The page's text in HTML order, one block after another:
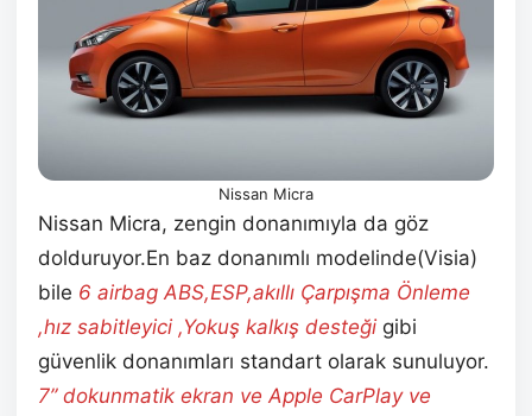
Nissan Micra
Nissan Micra, zengin donanımıyla da göz
dolduruyor.En baz donanımlı modelinde(Visia)
bile 6 airbag ABS,ESP,akıllı Çarpışma Önleme
,hız sabitleyici ,Yokuş kalkış desteği gibi
güvenlik donanımları standart olarak sunuluyor.
7” dokunmatik ekran ve Apple CarPlay ve